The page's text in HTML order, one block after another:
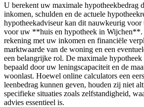
U berekent uw maximale hypotheekbedrag
inkomen, schulden en de actuele
hypotheekadviseur kan dit nauwkeurig voor
voor uw **huis en hypotheek in Wijchen**.
rekening met uw inkomen en financiële
marktwaarde van de woning en een
een belangrijke rol. De maximale
bepaald door uw leningscapaciteit en de
woonlast. Hoewel online calculators een
leenbedrag kunnen geven, houden zij niet
specifieke situaties zoals zelfstandigheid,
advies essentieel is.